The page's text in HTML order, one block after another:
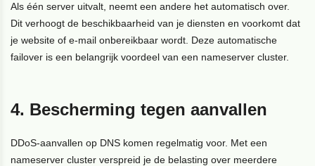
Als één server uitvalt, neemt een andere het automatisch over.
Dit verhoogt de beschikbaarheid van je diensten en voorkomt dat
je website of e-mail onbereikbaar wordt. Deze automatische
failover is een belangrijk voordeel van een nameserver cluster.
4. Bescherming tegen aanvallen
DDoS-aanvallen op DNS komen regelmatig voor. Met een
nameserver cluster verspreid je de belasting over meerdere